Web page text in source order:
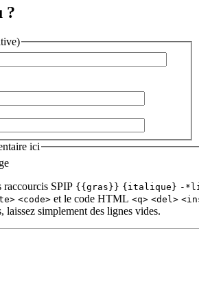
?
ici
raccourcis SPIP {{gras}} {italique} -
<code> et le code HTML <q> <del>
laissez simplement des lignes vides.